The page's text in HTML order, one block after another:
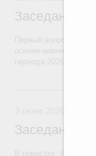
Заседание
Первый вопрос
осенне-зимнего
Заседание